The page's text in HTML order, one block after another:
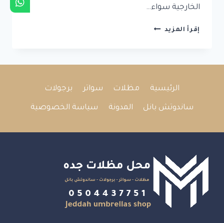
الخارجية سواء…
إقرأ المزيد تركيب
جودة
وسرعة
الرئيسية مظلات سواتر برجولات
ساندوتش بانل المدونة سياسة الخصوصية